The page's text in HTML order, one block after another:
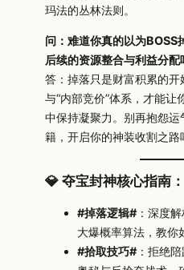
玛法的丛林法则。
问：难道你真的以为BOSS
后续的资源整合与利益分配
答：掉落只是财富积累的开
与“内部竞价”体系，才能让
中保持凝聚力。别再抱怨
籍，开启你的神装收割之路
💎 夺宝封神核心指南：
#掉落逻辑#：深度
大爆概率算法，教你
#拾取技巧#：拒绝